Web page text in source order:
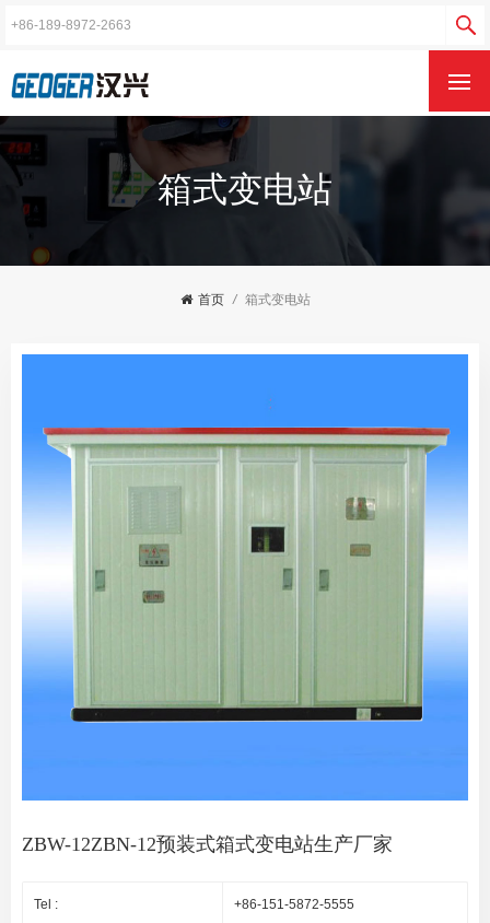
箱式变电站
首页 / 箱式变电站
ZBW-12ZBN-12预装式箱式变电站生产厂家
Tel : +86-151-5872-5555